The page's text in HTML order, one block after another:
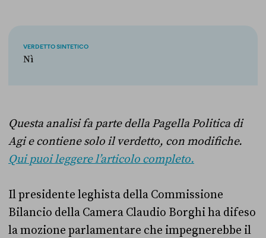
VERDETTO SINTETICO
Nì
Questa analisi fa parte della Pagella Politica di
Agi e contiene solo il verdetto, con modifiche.
Qui puoi leggere l’articolo completo.
Il presidente leghista della Commissione
Bilancio della Camera Claudio Borghi ha difeso
la mozione parlamentare che impegnerebbe il